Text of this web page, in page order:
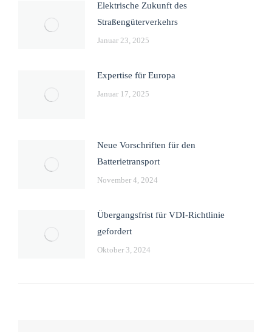
Elektrische Zukunft des
Straßengüterverkehrs
Januar 23, 2025
Expertise für Europa
Januar 17, 2025
Neue Vorschriften für den
Batterietransport
November 4, 2024
Übergangsfrist für VDI-Richtlinie
gefordert
Oktober 3, 2024